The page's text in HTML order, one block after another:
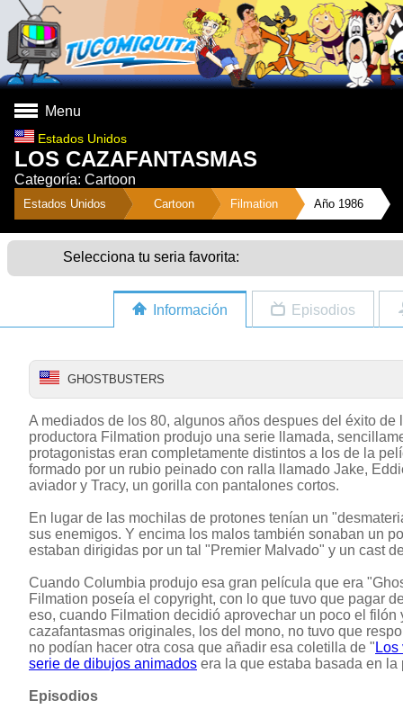
Menu
Estados Unidos
LOS CAZAFANTASMAS
Categoría: Cartoon
Estados Unidos Cartoon Filmation Año 1986
Selecciona tu seria favorita:
Información Episodios
GHOSTBUSTERS
A mediados de los 80, algunos años despues del éxito
productora Filmation produjo una serie llamada,
protagonistas eran completamente distintos a los de la
formado por un rubio peinado con ralla llamado Jake,
aviador y Tracy, un gorilla con pantalones cortos.
En lugar de las mochilas de protones tenían un
sus enemigos. Y encima los malos también sonaban un
estaban dirigidas por un tal "Premier Malvado" y un cast
Cuando Columbia produjo esa gran película que era
Filmation poseía el copyright, con lo que tuvo que pagar
eso, cuando Filmation decidió aprovechar un poco el
cazafantasmas originales, los del mono, no tuvo que
no podían hacer otra cosa que añadir esa coletilla de "
serie de dibujos animados era la que estaba basada en la
Episodios